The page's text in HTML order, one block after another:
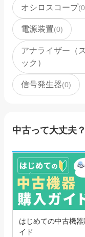
オシロスコープ(0
電源装置(0)
アナライザー（
ック）
信号発生器(0)
中古って大丈夫
はじめての中古機
イド